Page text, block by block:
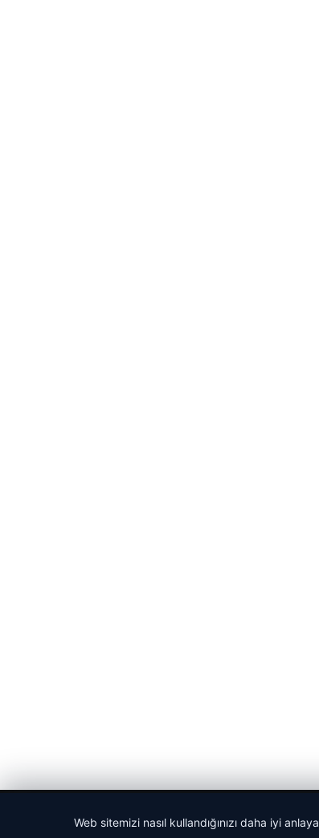
Web sitemizi nasıl kullandığınızı daha iyi